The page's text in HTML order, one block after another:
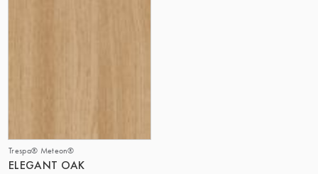
Trespa® Meteon®
ELEGANT OAK